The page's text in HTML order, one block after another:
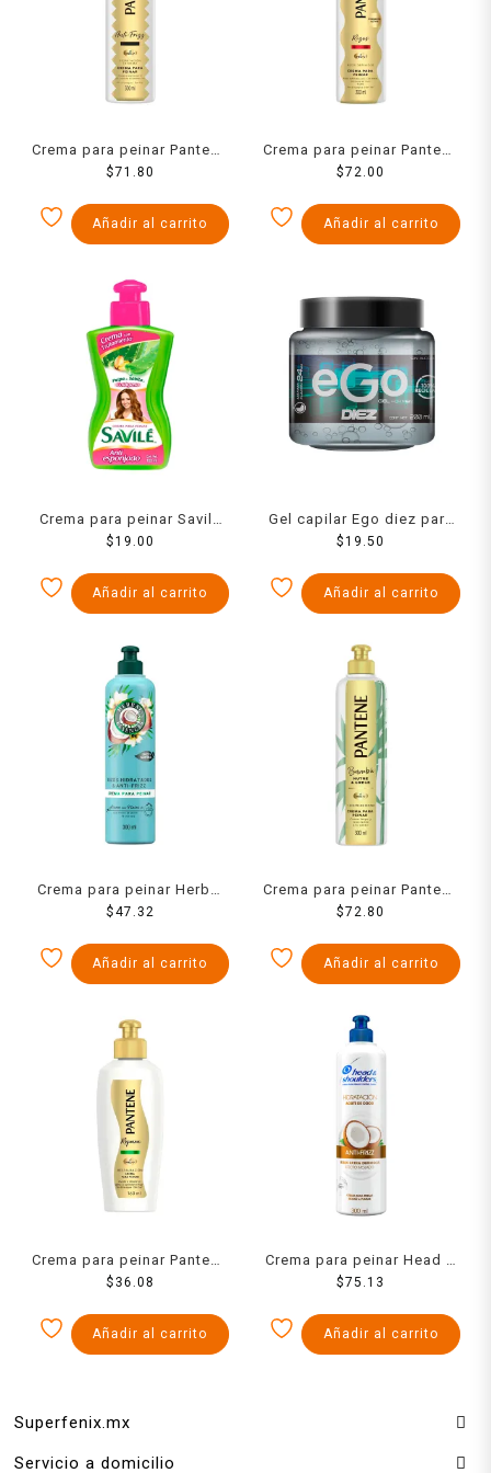
Crema para peinar Pantene
Pro V anti frizz 300 ml
$71.80
Añadir al carrito
Crema para peinar Pantene
Pro V rizos definidos 300
$72.00
Añadir al carrito
Crema para peinar Savilé
anti esponjado con pulpa
ml
$19.00
Añadir al carrito
Gel capilar Ego diez para
caballero 200 ml
$19.50
Añadir al carrito
Crema para peinar Herbal
Essences Agua de coco
frizz 300 ml
$47.32
Añadir al carrito
Crema para peinar Pantene
Pro-V bambú nutre y crece
$72.80
Añadir al carrito
Crema para peinar Pantene
Pro-V Repara 160 ml
$ 36.08
Añadir al carrito
Crema para peinar Head &
Shoulders anti-frizz aceite
$75.13
Añadir al carrito
Superfenix.mx
Servicio a domicilio